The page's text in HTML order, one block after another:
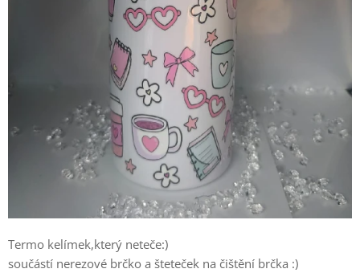
Termo kelímek,který neteče:)
součástí nerezové brčko a šteteček na čištění brčka :)